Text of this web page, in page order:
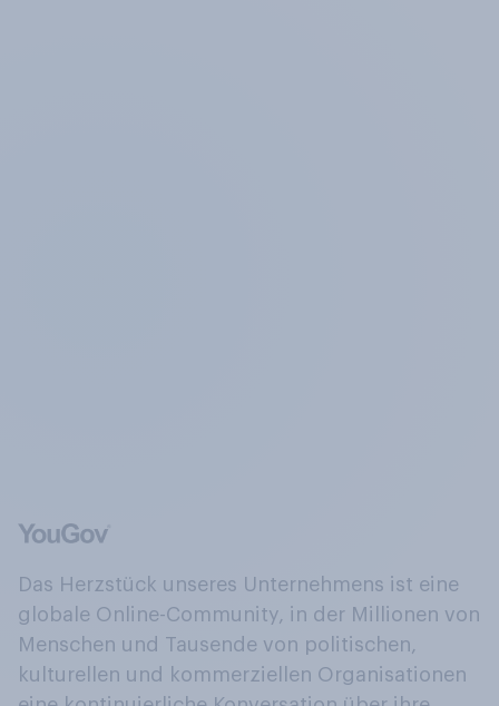
Das Herzstück unseres Unternehmens ist eine
globale Online-Community, in der Millionen von
Menschen und Tausende von politischen,
kulturellen und kommerziellen Organisationen